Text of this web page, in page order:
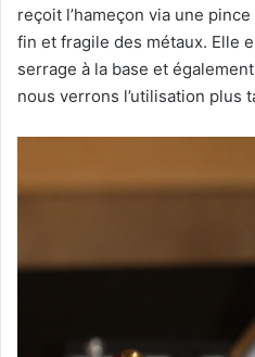
reçoit l’hameçon via une
fin et fragile des métaux. Elle
serrage à la base et
nous verrons l’utilisation plus